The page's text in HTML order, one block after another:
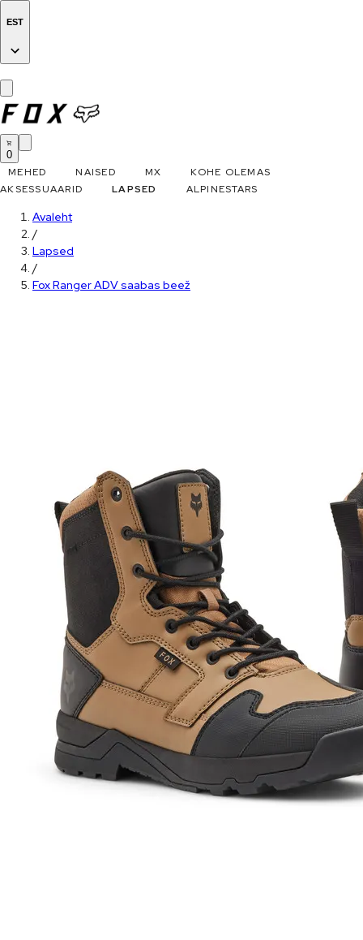
EST
0
MEHED NAISED MX
KOHE OLEMAS
AKSESSUAARID
LAPSED ALPINESTARS
Avaleht
/
Lapsed
/
Fox Ranger ADV saabas beež
kogemuse stiili ja mugavusega sõites. Need on loodud matkarajal
toimima, pidades silmas kõndimismugavust, ning paelad tagavad
teie mugavuse ja stiili.